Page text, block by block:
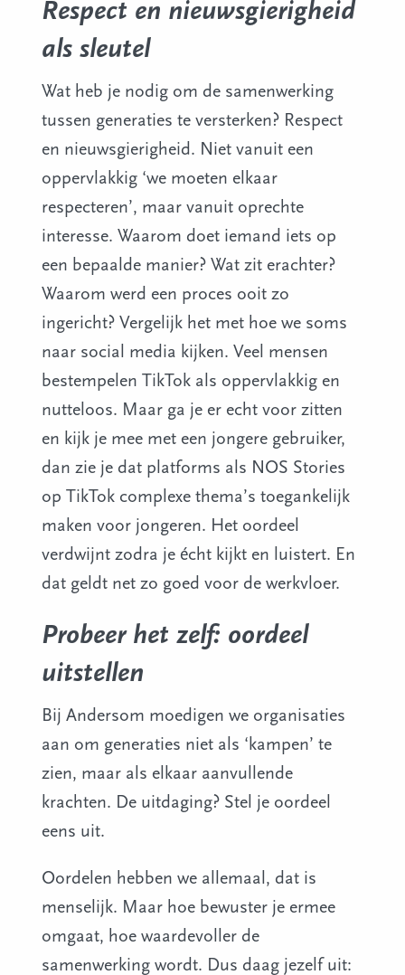
Respect en nieuwsgierigheid
als sleutel
Wat heb je nodig om de samenwerking
tussen generaties te versterken? Respect
en nieuwsgierigheid. Niet vanuit een
oppervlakkig ‘we moeten elkaar
respecteren’, maar vanuit oprechte
interesse. Waarom doet iemand iets op
een bepaalde manier? Wat zit erachter?
Waarom werd een proces ooit zo
ingericht? Vergelijk het met hoe we soms
naar social media kijken. Veel mensen
bestempelen TikTok als oppervlakkig en
nutteloos. Maar ga je er echt voor zitten
en kijk je mee met een jongere gebruiker,
dan zie je dat platforms als NOS Stories
op TikTok complexe thema’s toegankelijk
maken voor jongeren. Het oordeel
verdwijnt zodra je écht kijkt en luistert. En
dat geldt net zo goed voor de werkvloer.
Probeer het zelf: oordeel
uitstellen
Bij Andersom moedigen we organisaties
aan om generaties niet als ‘kampen’ te
zien, maar als elkaar aanvullende
krachten. De uitdaging? Stel je oordeel
eens uit.
Oordelen hebben we allemaal, dat is
menselijk. Maar hoe bewuster je ermee
omgaat, hoe waardevoller de
samenwerking wordt. Dus daag jezelf uit: